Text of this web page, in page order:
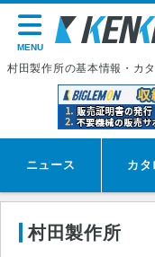
MENU
村田製作所の基本情報・カ
ニュース カタ
村田製作所